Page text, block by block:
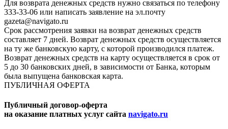
Для возврата денежных средств нужно связаться по телефону
333-33-06 или написать заявление на эл.почту
gazeta@navigato.ru
Срок рассмотрения заявки на возврат денежных средств
составляет 7 дней. Возврат денежных средств осуществляется
на ту же банковскую карту, с которой производился платеж.
Возврат денежных средств на карту осуществляется в срок от
5 до 30 банковских дней, в зависимости от Банка, которым
была выпущена банковская карта.
ПУБЛИЧНАЯ ОФЕРТА
Публичный договор-оферта
на оказание платных услуг сайта navigato.ru